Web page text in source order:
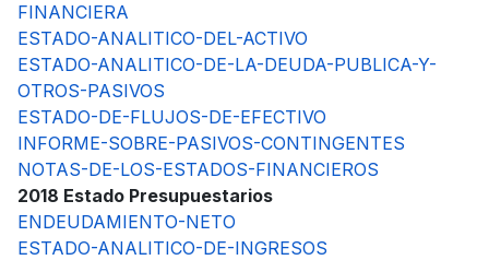
FINANCIERA
ESTADO-ANALITICO-DEL-ACTIVO
ESTADO-ANALITICO-DE-LA-DEUDA-PUBLICA-Y-
OTROS-PASIVOS
ESTADO-DE-FLUJOS-DE-EFECTIVO
INFORME-SOBRE-PASIVOS-CONTINGENTES
NOTAS-DE-LOS-ESTADOS-FINANCIEROS
2018 Estado Presupuestarios
ENDEUDAMIENTO-NETO
ESTADO-ANALITICO-DE-INGRESOS